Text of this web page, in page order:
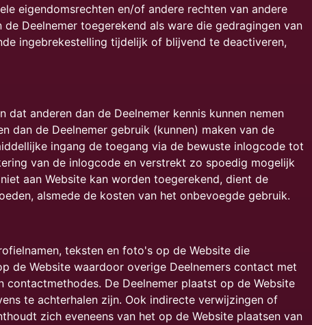
eigendomsrechten en/of andere rechten van andere
Deelnemer toegerekend als ware die gedragingen van
ingebrekestelling tijdelijk of blijvend te deactiveren,
anderen dan de Deelnemer kennis kunnen nemen
dan de Deelnemer gebruik (kunnen) maken van de
ingang de toegang via de bewuste inlogcode tot
van de inlogcode en verstrekt zo spoedig mogelijk
aan Website kan worden toegerekend, dient de
alsmede de kosten van het onbevoegde gebruik.
teksten en foto's op de Website die
de Website waardoor overige Deelnemers contact met
De Deelnemer plaatst op de Website
te achterhalen zijn. Ook indirecte verwijzingen of
zich eveneens van het op de Website plaatsen van